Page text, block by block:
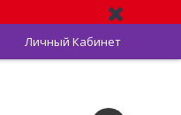
Личный Кабинет